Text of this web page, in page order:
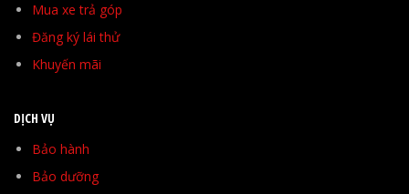
Mua xe trả góp
Đăng ký lái thử
Khuyến mãi
DỊCH VỤ
Bảo hành
Bảo dưỡng